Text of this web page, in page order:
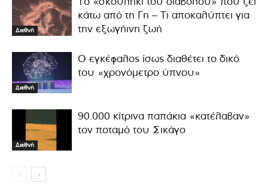
Διεθνή
κάτω από τη Γη – Τι αποκαλύπτει για
την εξωγήινη ζωή
Διεθνή
Ο εγκέφαλος ίσως διαθέτει το δικό
του «χρονόμετρο ύπνου»
Διεθνή
90.000 κίτρινα παπάκια «κατέλαβαν»
τον ποταμό του Σικάγο